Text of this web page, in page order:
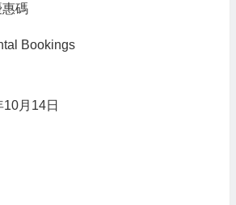
碼
Bookings
月14日